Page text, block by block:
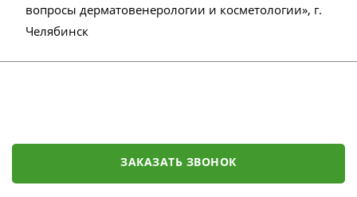
вопросы дерматовенерологии и косметологии», г.
Челябинск
ЗАКАЗАТЬ ЗВОНОК